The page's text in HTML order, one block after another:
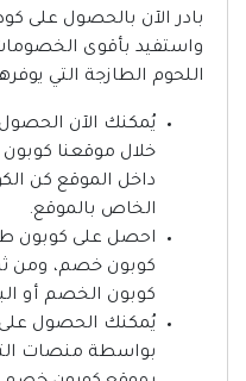
بادر الآن بالحصول على
واستفيد بأقوى
اللحوم الطازجة التي
خلال موقعنا
داخل الموقع كن
الخاص بالموقع.
احصل على كوبون
كوبون خصم، ومن
كوبون الخصم أو
يُمكنك الحصول
بواسطة منصات